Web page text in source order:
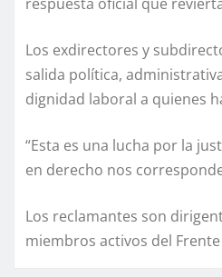
Los exdirectores y
salida política,
dignidad laboral a quienes
“Esta es una lucha por la
en derecho nos
Los reclamantes son
miembros activos del